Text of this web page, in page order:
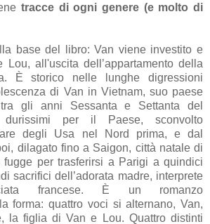
tracce di ogni genere (e molto di
base del libro: Van viene investito e
Lou, all'uscita dell’appartamento della
È storico nelle lunghe digressioni
di Van in Vietnam, suo paese
gli anni Sessanta e Settanta del
durissimi per il Paese, sconvolto
degli Usa nel Nord prima, e dal
dilagato fino a Saigon, città natale di
fugge per trasferirsi a Parigi a quindici
sacrifici dell’adorata madre, interprete
francese. È un romanzo
forma: quattro voci si alternano, Van,
la figlia di Van e Lou. Quattro distinti